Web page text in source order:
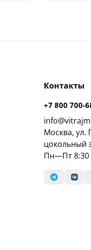
Контакты
+7 800 700-
Москва, ул.
цокольный
Пн—Пт 8:30